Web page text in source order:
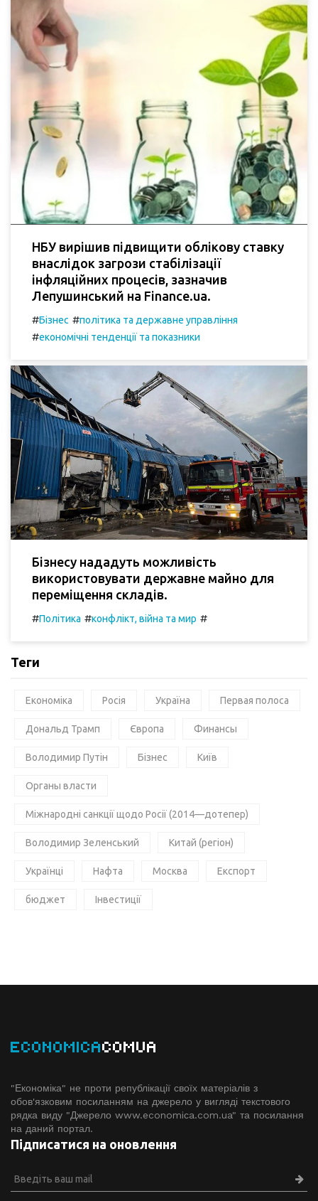
НБУ вирішив підвищити облікову ставку
внаслідок загрози стабілізації
інфляційних процесів, зазначив
Лепушинський на Finance.ua.
#Бізнес #політика та державне управління
#економічні тенденції та показники
Бізнесу нададуть можливість
використовувати державне майно для
переміщення складів.
#Політика #конфлікт, війна та мир #
Теги
Економіка Росія Україна Первая полоса
Дональд Трамп Європа Финансы
Володимир Путін Бізнес Київ
Органы власти
Міжнародні санкції щодо Росії (2014—дотепер)
Володимир Зеленський Китай (регіон)
Українці Нафта Москва Експорт
бюджет Інвестиції
ECONOMICACOMUA
"Економіка" не проти републікації своїх матеріалів з
обов'язковим посиланням на джерело у вигляді текстового
рядка виду "Джерело www.economiсa.com.ua" та посилання
на даний портал.
Підписатися на оновлення